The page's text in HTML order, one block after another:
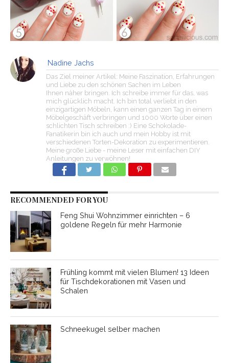
Nadine Jachs
Das Ziel meiner Artikel: Meine Faszination, Erfahrungen
und Liebe zu den schönen Sachen im Leben
Ihnen näher bringen. Ich schreibe immer für das, was
mich glücklich macht. Ich bin total verliebt in den
einzigartigen Möbeln, kann einen ganzen Tag in einem
Möbelgeschäft verbringen und 1000 Worte über einen
schlichten Tisch schreiben :) Eine Schokolade-
Fanatikerin bin ich auch und mein Hobby ist mit
verschiedenen Torten-Dekoration zu experimentieren.
Meine große Liebe - meine Leser mit einfachen DIY
Anleitungen zu verwöhnen!
RECOMMENDED FOR YOU
Feng Shui Wohnzimmer einrichten – 6
goldene Regeln für mehr Harmonie
Frühling kommt mit vielen Blumen! 13 Ideen
für Tischdekorationen mit Vasen und
Schalen
Schneekugel selber machen